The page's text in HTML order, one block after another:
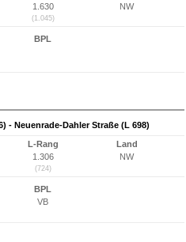
1.630
(1.045)
NW
BPL
- Neuenrade-Dahler Straße (L 698)
L-Rang
1.306
(724)
Land
NW
BPL
VB